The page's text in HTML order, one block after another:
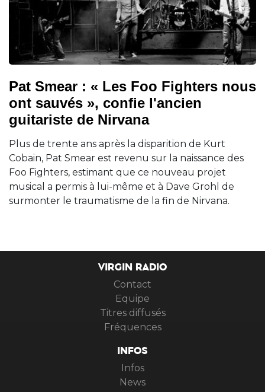
Pat Smear : « Les Foo Fighters nous
ont sauvés », confie l'ancien
guitariste de Nirvana
Plus de trente ans après la disparition de Kurt
Cobain, Pat Smear est revenu sur la naissance des
Foo Fighters, estimant que ce nouveau projet
musical a permis à lui-même et à Dave Grohl de
surmonter le traumatisme de la fin de Nirvana.
VIRGIN RADIO
Contact
Equipe
Titres diffusés
Fréquences
INFOS
Infos
News